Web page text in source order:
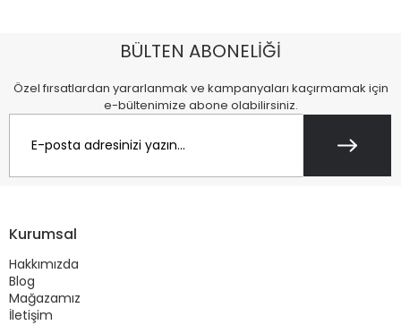
BÜLTEN ABONELİĞİ
Özel fırsatlardan yararlanmak ve kampanyaları kaçırmamak için
e-bültenimize abone olabilirsiniz.
Kurumsal
Hakkımızda
Blog
Mağazamız
İletişim